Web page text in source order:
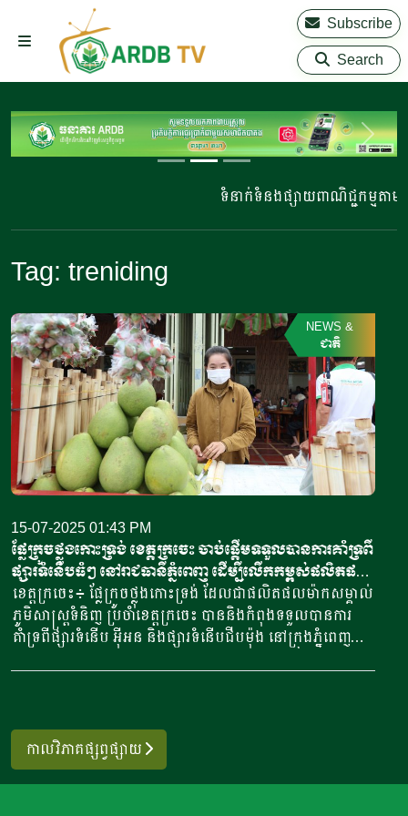
Subscribe
Search
ទំនាក់ទំនងផ្សាយពាណិជ្ជកម្មតាម
Tag: treniding
NEWS &
ជាតិ
15-07-2025 01:43 PM
ផ្លែក្រូចថ្លុងកោះទ្រង់ ខេត្តក្រចេះ ចាប់ផ្តើមទទួលបានការគាំទ្រពី
ផ្សារទំនើបធំៗ នៅរាជធានីភ្នំពេញ ដើម្បីលើកកម្ពស់ផលិតផល
ខ្មែរ
ខេត្តក្រចេះ៖ ផ្លែក្រូចថ្លុងកោះទ្រង់ ដែលជាផលិតផលម៉ាកសម្គាល់
ភូមិសាស្ត្រទំនិញ ប្រចាំខេត្តក្រចេះ បាននិងកំពុងទទួលបានការ
គាំទ្រពីផ្សារទំនើប អ៊ីអន និងផ្សារទំនើបជីបម៉ុង នៅក្រុងភ្នំពេញ
ក្នុងរយៈពេលពីរបីខែកន្លងមកនេះ ផ្លែក្រូចថ្លុងកោះទ្រង់ ចាប់ផ្តើម
ទទួលបានការគាំទ្រពីផ្សារទំនើប អ៊ីអន និងផ្សារទំនើបជីបម៉ុង នៅ
កាលវិភាគផ្សព្វផ្សាយ